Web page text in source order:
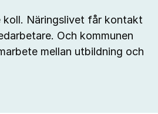
koll. Näringslivet får kontakt
Och kommunen
mellan utbildning och